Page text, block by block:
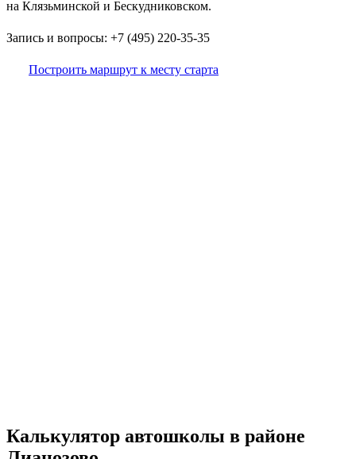
на Клязьминской и Бескудниковском.
Запись и вопросы: +7 (495) 220-35-35
Построить маршрут к месту старта
Калькулятор автошколы в районе